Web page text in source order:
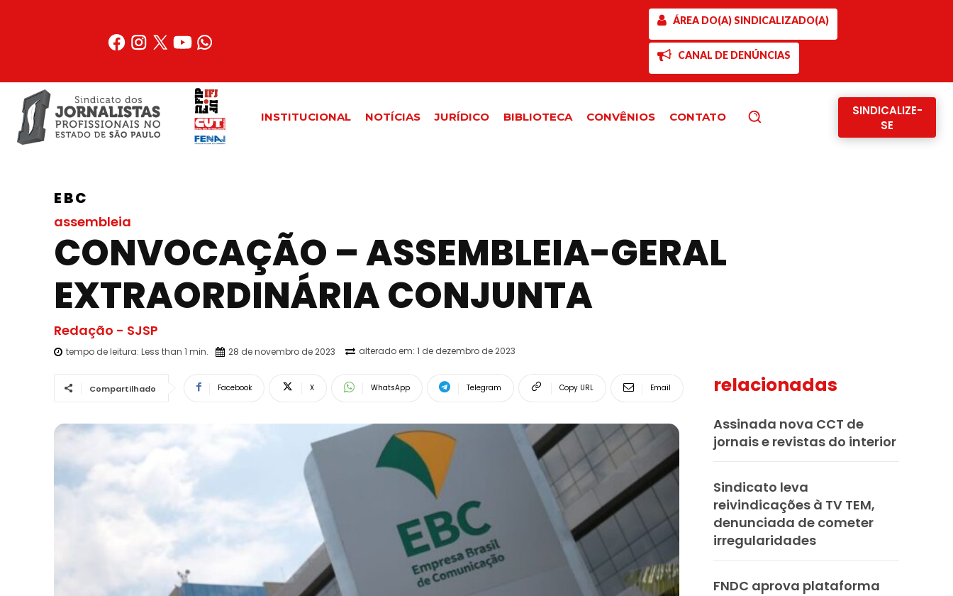
ÁREA DO(A) SINDICALIZADO(A)
CANAL DE DENÚNCIAS
INSTITUCIONAL NOTÍCIAS JURÍDICO BIBLIOTECA CONVÊNIOS CONTATO
SINDICALIZE-
SE
EBC
assembleia
CONVOCAÇÃO – ASSEMBLEIA-GERAL
EXTRAORDINÁRIA CONJUNTA
Redação - SJSP
tempo de leitura: Less than 1 min. 28 de novembro de 2023 alterado em: 1 de dezembro de 2023
Compartilhado Facebook X WhatsApp Telegram Copy URL Email relacionadas
Assinada nova CCT de
jornais e revistas do interior
Sindicato leva
reivindicações à TV TEM,
denunciada de cometer
irregularidades
FNDC aprova plataforma